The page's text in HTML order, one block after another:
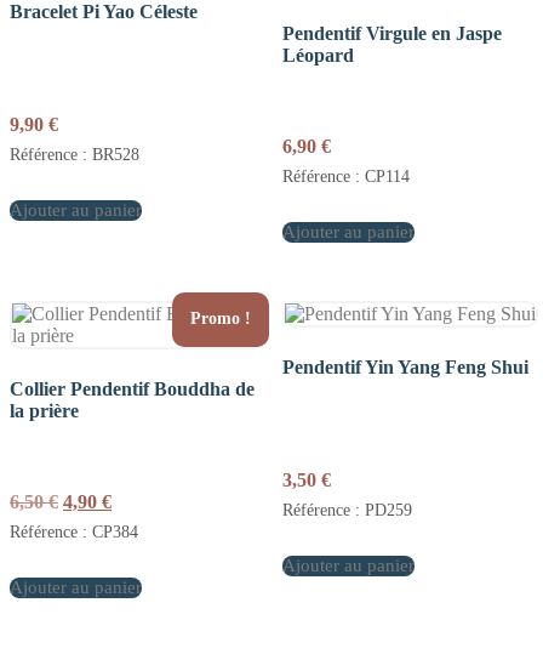
Bracelet Pi Yao Céleste
9,90 €
Référence : BR528
Ajouter au panier
Pendentif Virgule en Jaspe
Léopard
6,90 €
Référence : CP114
Ajouter au panier
Promo !
Collier Pendentif Bouddha de
la prière
6,50€ Le
prix
initial
6,50 €.
4,90 €Le
prix
actuel
4,90 €.
Référence : CP384
Ajouter au panier
Pendentif Yin Yang Feng Shui
3,50 €
Référence : PD259
Ajouter au panier